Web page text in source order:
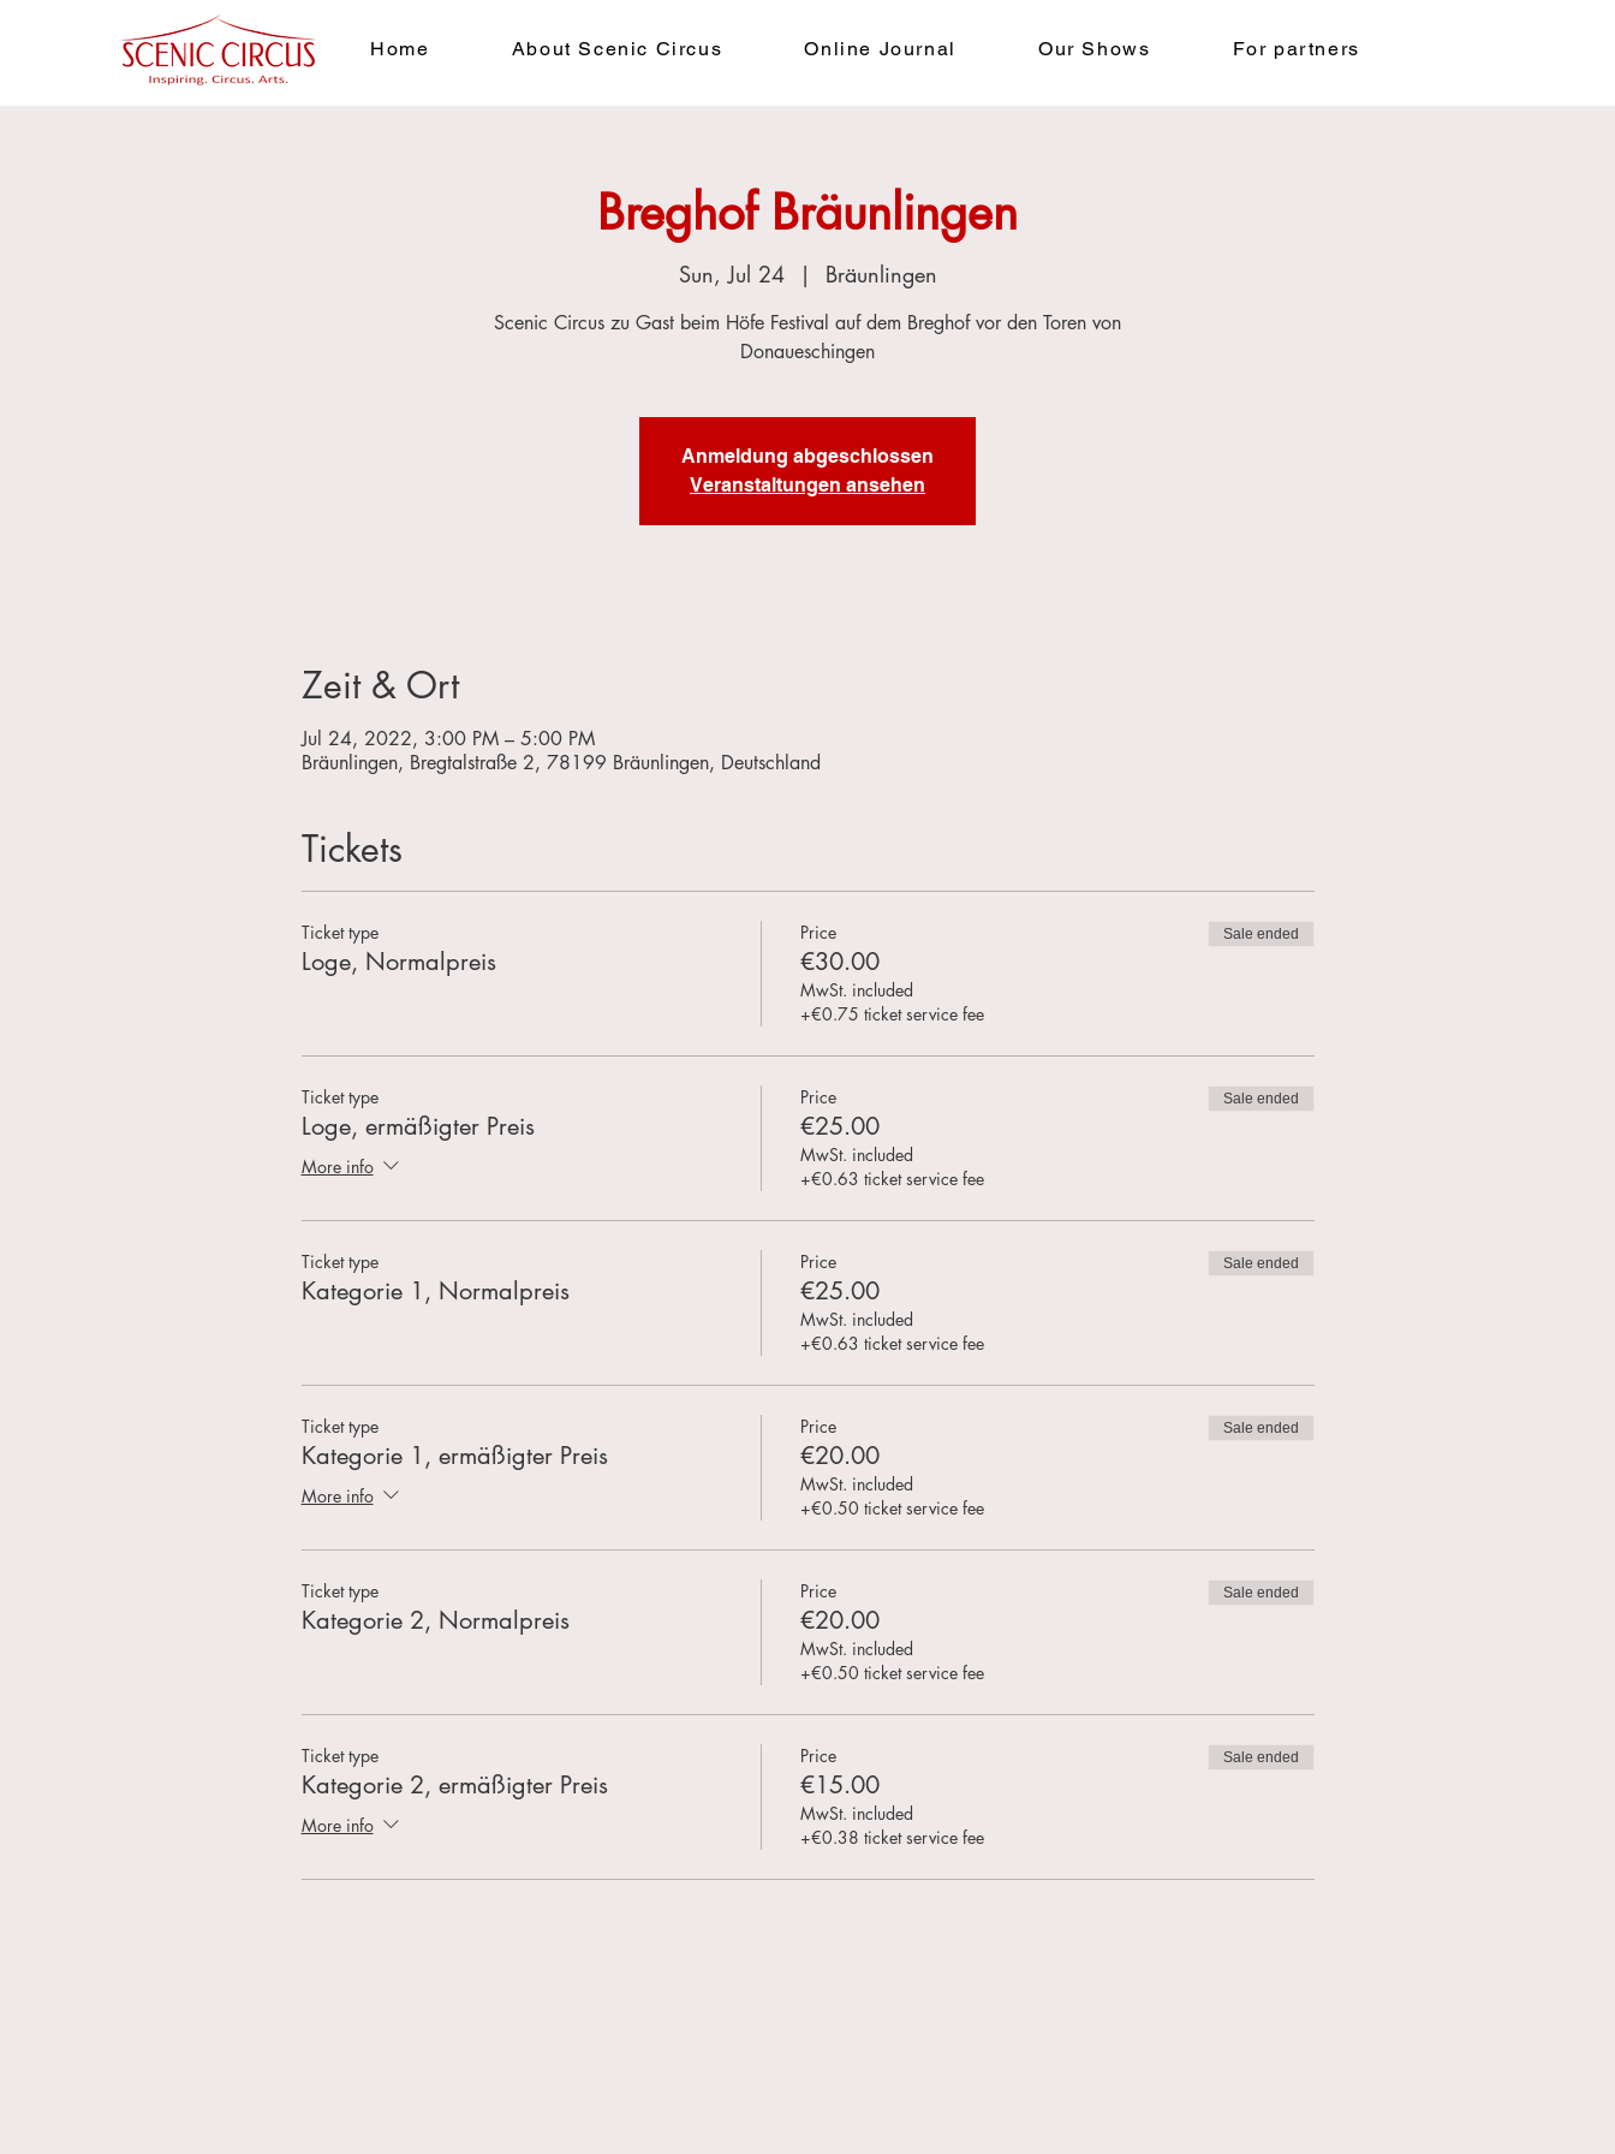
Home About Scenic Circus Online Journal Our Shows For partners
Breghof Bräunlingen
Sun, Jul 24
  |
Bräunlingen
Scenic Circus zu Gast beim Höfe Festival auf dem Breghof vor den Toren von
Donaueschingen
Anmeldung abgeschlossen
Veranstaltungen ansehen
Zeit & Ort
Jul 24, 2022, 3:00 PM – 5:00 PM
Bräunlingen, Bregtalstraße 2, 78199 Bräunlingen, Deutschland
Tickets
Ticket type
Loge, Normalpreis
Price
€30.00
MwSt. included
+€0.75 ticket service fee
Sale ended
Ticket type
Loge, ermäßigter Preis
More info
Price
€25.00
MwSt. included
+€0.63 ticket service fee
Sale ended
Ticket type
Kategorie 1, Normalpreis
Price
€25.00
MwSt. included
+€0.63 ticket service fee
Sale ended
Ticket type
Kategorie 1, ermäßigter Preis
More info
Price
€20.00
MwSt. included
+€0.50 ticket service fee
Sale ended
Ticket type
Kategorie 2, Normalpreis
Price
€20.00
MwSt. included
+€0.50 ticket service fee
Sale ended
Ticket type
Kategorie 2, ermäßigter Preis
More info
Price
€15.00
MwSt. included
+€0.38 ticket service fee
Sale ended